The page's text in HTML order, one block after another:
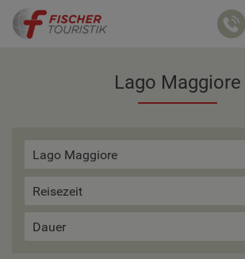
Lago Maggiore
Lago Maggiore
Reisezeit
Dauer